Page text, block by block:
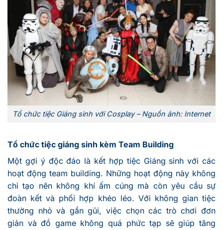
Tổ chức tiệc Giáng sinh với Cosplay – Nguồn ảnh: Internet
Tổ chức tiệc giáng sinh kèm Team Building
Một gợi ý độc đáo là kết hợp tiệc Giáng sinh với các
hoạt động team building. Những hoạt động này không
chỉ tạo nên không khí ấm cúng mà còn yêu cầu sự
đoàn kết và phối hợp khéo léo. Với không gian tiệc
thường nhỏ và gần gũi, việc chọn các trò chơi đơn
giản và đồ game không quá phức tạp sẽ giúp tăng